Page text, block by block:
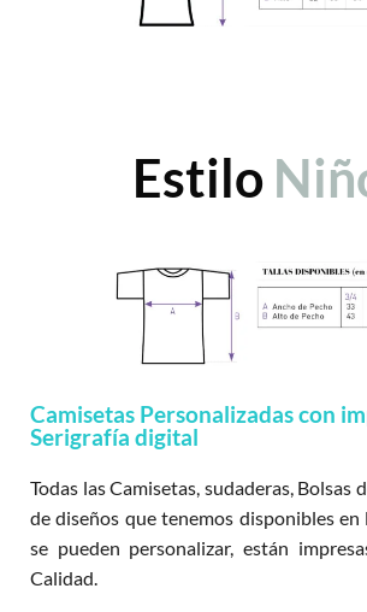
Estilo
Camisetas Personalizadas con
Serigrafía digital
Todas las Camisetas, sudaderas, Bolsas
de diseños que tenemos disponibles en
se pueden personalizar, están
Calidad.